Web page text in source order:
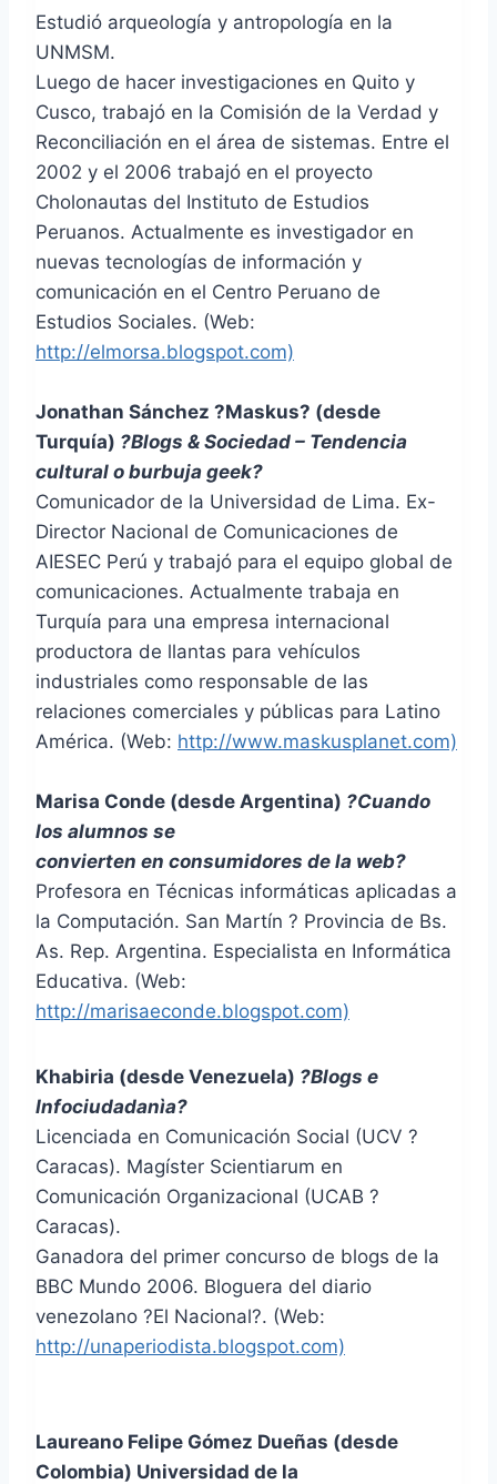
Estudió arqueología y antropología en la
UNMSM.
Luego de hacer investigaciones en Quito y
Cusco, trabajó en la Comisión de la Verdad y
Reconciliación en el área de sistemas. Entre el
2002 y el 2006 trabajó en el proyecto
Cholonautas del Instituto de Estudios
Peruanos. Actualmente es investigador en
nuevas tecnologías de información y
comunicación en el Centro Peruano de
Estudios Sociales. (Web:
http://elmorsa.blogspot.com)
Jonathan Sánchez ?Maskus? (desde
Turquía) ?Blogs & Sociedad – Tendencia
cultural o burbuja geek?
Comunicador de la Universidad de Lima. Ex-
Director Nacional de Comunicaciones de
AIESEC Perú y trabajó para el equipo global de
comunicaciones. Actualmente trabaja en
Turquía para una empresa internacional
productora de llantas para vehículos
industriales como responsable de las
relaciones comerciales y públicas para Latino
América. (Web: http://www.maskusplanet.com)
Marisa Conde (desde Argentina) ?Cuando
los alumnos se
convierten en consumidores de la web?
Profesora en Técnicas informáticas aplicadas a
la Computación. San Martín ? Provincia de Bs.
As. Rep. Argentina. Especialista en Informática
Educativa. (Web:
http://marisaeconde.blogspot.com)
Khabiria (desde Venezuela) ?Blogs e
Infociudadanìa?
Licenciada en Comunicación Social (UCV ?
Caracas). Magíster Scientiarum en
Comunicación Organizacional (UCAB ?
Caracas).
Ganadora del primer concurso de blogs de la
BBC Mundo 2006. Bloguera del diario
venezolano ?El Nacional?. (Web:
http://unaperiodista.blogspot.com)
Laureano Felipe Gómez Dueñas (desde
Colombia) Universidad de la